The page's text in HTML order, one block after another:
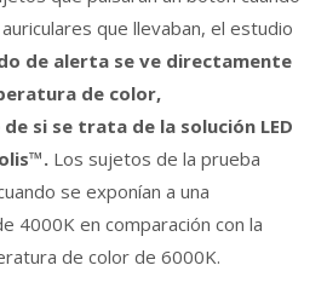
que llevaban, el estudio
de alerta se ve directamente
de color,
si se trata de la solución LED
Los sujetos de la prueba
se exponían a una
4000K en comparación con la
de color de 6000K.